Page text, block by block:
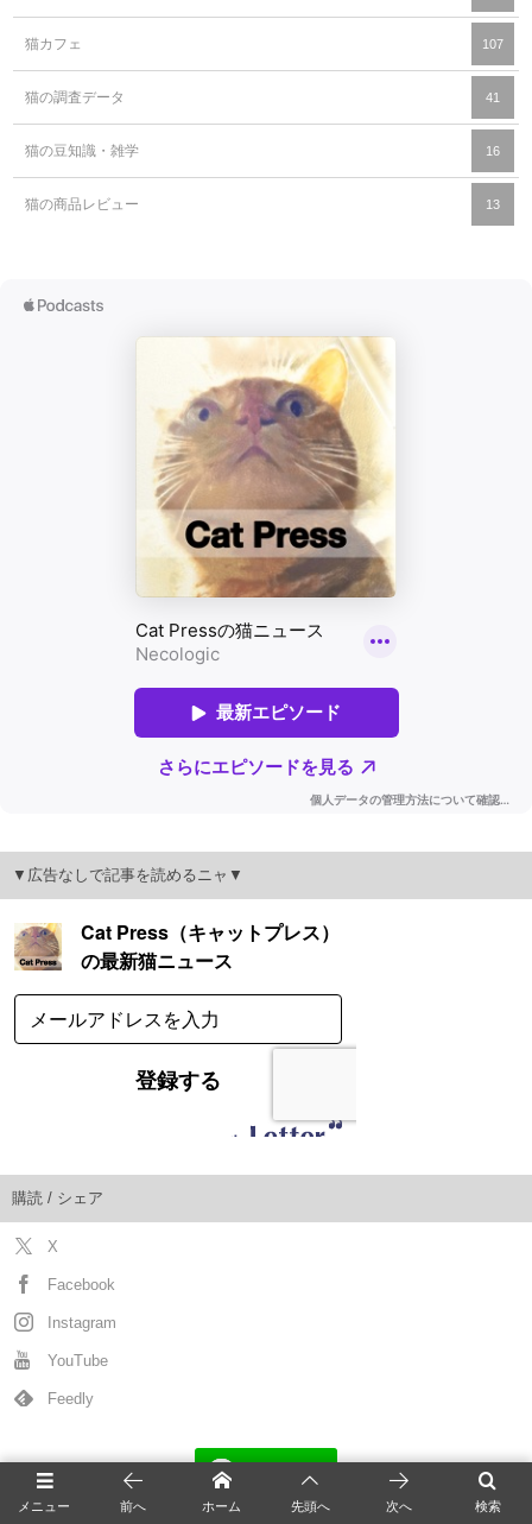
猫カフェ 107
猫の調査データ 41
猫の豆知識・雑学 16
猫の商品レビュー 13
▼広告なしで記事を読めるニャ▼
購読 / シェア
X
Facebook
Instagram
YouTube
Feedly
メニュー 検索
前へ ホーム 先頭へ 次へ